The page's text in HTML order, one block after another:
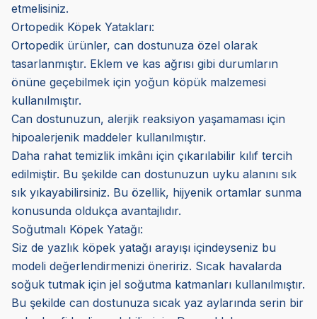
etmelisiniz.
Ortopedik Köpek Yatakları:
Ortopedik ürünler, can dostunuza özel olarak
tasarlanmıştır. Eklem ve kas ağrısı gibi durumların
önüne geçebilmek için yoğun köpük malzemesi
kullanılmıştır.
Can dostunuzun, alerjik reaksiyon yaşamaması için
hipoalerjenik maddeler kullanılmıştır.
Daha rahat temizlik imkânı için çıkarılabilir kılıf tercih
edilmiştir. Bu şekilde can dostunuzun uyku alanını sık
sık yıkayabilirsiniz. Bu özellik, hijyenik ortamlar sunma
konusunda oldukça avantajlıdır.
Soğutmalı Köpek Yatağı:
Siz de yazlık köpek yatağı arayışı içindeyseniz bu
modeli değerlendirmenizi öneririz. Sıcak havalarda
soğuk tutmak için jel soğutma katmanları kullanılmıştır.
Bu şekilde can dostunuza sıcak yaz aylarında serin bir